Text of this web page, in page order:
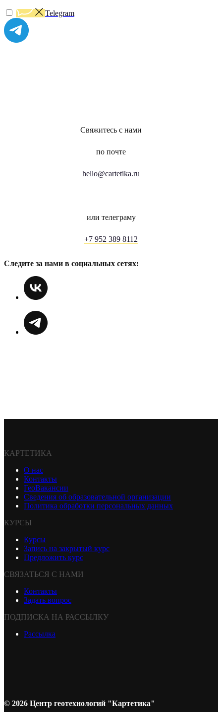
Telegram
Свяжитесь с нами
по почте
hello@cartetika.ru
или телеграму
+7 952 389 8112
Следите за нами в социальных сетях:
КАРТЕТИКА
О нас
Контакты
ГеоВакансии
Сведения об образовательной организации
Политика обработки персональных данных
КУРСЫ
Курсы
Запись на закрытый курс
Предложить курс
СВЯЗАТЬСЯ С НАМИ
Контакты
Задать вопрос
ПОДПИСКА НА РАССЫЛКУ
Рассылка
© 2026 Центр геотехнологий "Картетика"